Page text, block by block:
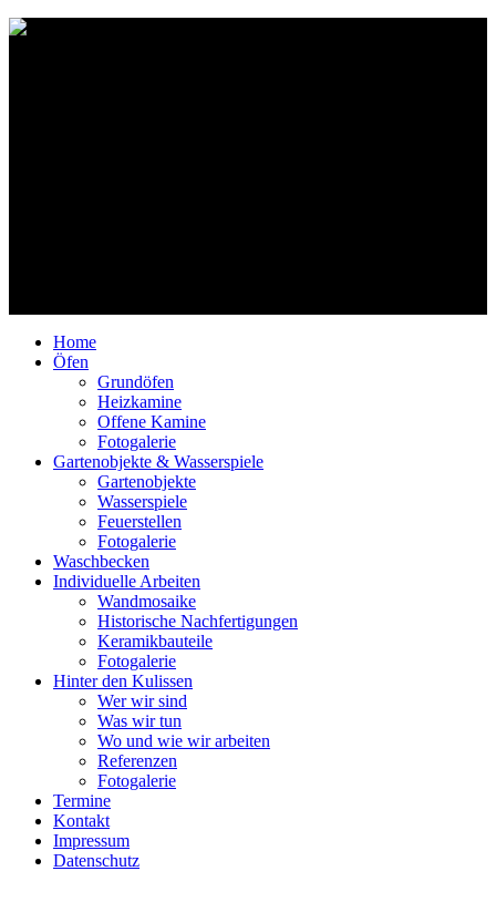
Home
Öfen
Grundöfen
Heizkamine
Offene Kamine
Fotogalerie
Gartenobjekte & Wasserspiele
Gartenobjekte
Wasserspiele
Feuerstellen
Fotogalerie
Waschbecken
Individuelle Arbeiten
Wandmosaike
Historische Nachfertigungen
Keramikbauteile
Fotogalerie
Hinter den Kulissen
Wer wir sind
Was wir tun
Wo und wie wir arbeiten
Referenzen
Fotogalerie
Termine
Kontakt
Impressum
Datenschutz